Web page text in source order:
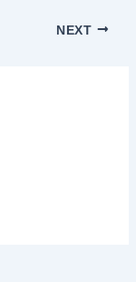
NEXT